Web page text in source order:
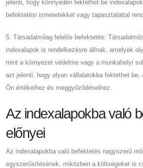
jelenti, hogy könnyedén fektethet be
befektetési ismeretekkel vagy tapasztalattal
5. Társadalmilag felelős befektetés:
indexalapok is rendelkezésre állnak, amelyek
mint a környezet védelme vagy a munkahelyi
azt jelenti, hogy olyan vállalatokba fektethet be,
Ön értékeihez és meggyőződéseihez.
Az indexalapokba való
előnyei
Az indexalapokba való befektetés nagyszerű
egyszerűsítésének, miközben a költségeket is